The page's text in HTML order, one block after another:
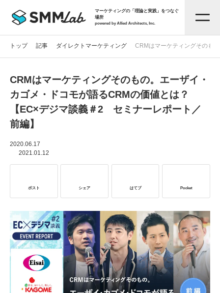
マーケティングの「理論と実践」をつなぐ
場所
powered by Allied Architects, Inc.
記事一覧
タグから探す
SMMLabについて
トップ 記事 ダイレクトマーケティング CRMはマーケティングそのも
CRMはマーケティングそのもの。エーザイ・
カゴメ・ドコモが語るCRMの価値とは？
【EC×デジマ談義＃2 セミナーレポート／
前編】
2020.06.17
2021.01.12
ポスト シェア はてブ Pocket